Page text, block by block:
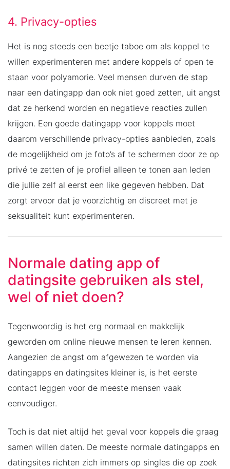
4. Privacy-opties
Het is nog steeds een beetje taboe om als koppel te
willen experimenteren met andere koppels of open te
staan voor polyamorie. Veel mensen durven de stap
naar een datingapp dan ook niet goed zetten, uit angst
dat ze herkend worden en negatieve reacties zullen
krijgen. Een goede datingapp voor koppels moet
daarom verschillende privacy-opties aanbieden, zoals
de mogelijkheid om je foto’s af te schermen door ze op
privé te zetten of je profiel alleen te tonen aan leden
die jullie zelf al eerst een like gegeven hebben. Dat
zorgt ervoor dat je voorzichtig en discreet met je
seksualiteit kunt experimenteren.
Normale dating app of
datingsite gebruiken als stel,
wel of niet doen?
Tegenwoordig is het erg normaal en makkelijk
geworden om online nieuwe mensen te leren kennen.
Aangezien de angst om afgewezen te worden via
datingapps en datingsites kleiner is, is het eerste
contact leggen voor de meeste mensen vaak
eenvoudiger.
Toch is dat niet altijd het geval voor koppels die graag
samen willen daten. De meeste normale datingapps en
datingsites richten zich immers op singles die op zoek